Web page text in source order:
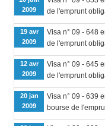
2009
de l'emprunt
19 avr
2009
Visa n° 09 - 648
de l'emprunt
12 avr
2009
Visa n° 09 - 645
de l'emprunt
20 jan
2009
Visa n° 09 - 639
bourse de